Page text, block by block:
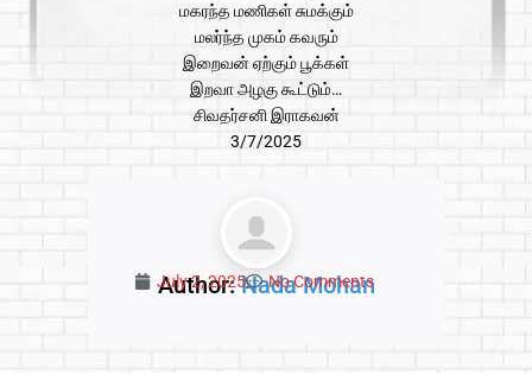
மகரந்த மணிகள் சுமக்கும்
மலர்ந்த முகம் கவரும்
இறைவன் ஏற்கும் பூக்கள்
இறவா அழகு கூட்டும்…
சிவதர்சனி இராகவன்
3/7/2025
Author:Nada Mohan
July 2, 2025 No Comments